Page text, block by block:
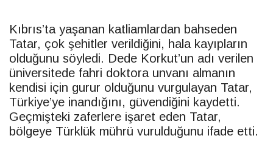
Kıbrıs’ta yaşanan katliamlardan bahseden
Tatar, çok şehitler verildiğini, hala kayıpların
olduğunu söyledi. Dede Korkut’un adı verilen
üniversitede fahri doktora unvanı almanın
kendisi için gurur olduğunu vurgulayan Tatar,
Türkiye’ye inandığını, güvendiğini kaydetti.
Geçmişteki zaferlere işaret eden Tatar,
bölgeye Türklük mührü vurulduğunu ifade etti.